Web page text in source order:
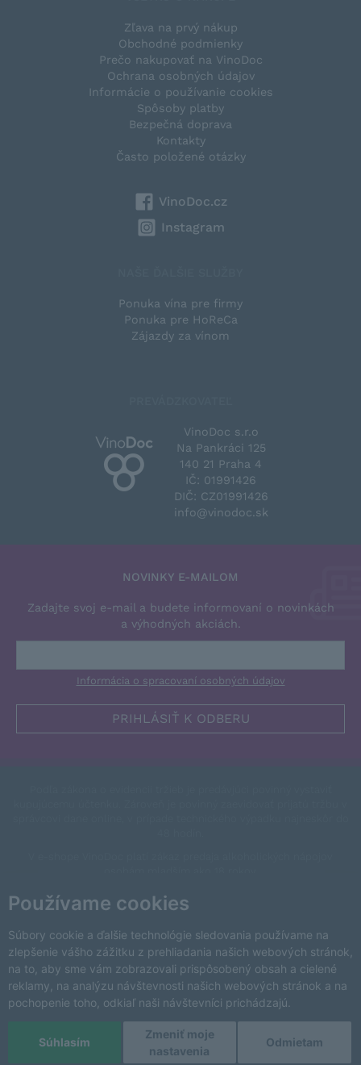
Používame cookies
Súbory cookie a ďalšie technológie sledovania používame na
zlepšenie vášho zážitku z prehliadania našich webových stránok,
na to, aby sme vám zobrazovali prispôsobený obsah a cielené
reklamy, na analýzu návštevnosti našich webových stránok a na
pochopenie toho, odkiaľ naši návštevníci prichádzajú.
Súhlasím Odmietam
Zmeniť moje
nastavenia
Zľava na prvý nákup
Obchodné podmienky
Prečo nakupovať na VinoDoc
Ochrana osobných údajov
Informácie o používanie cookies
Spôsoby platby
Bezpečná doprava
Kontakty
Často položené otázky
VinoDoc.cz
Instagram
Ponuka vína pre firmy
Ponuka pre HoReCa
Zájazdy za vínom
VinoDoc s.r.o
Na Pankráci 125
140 21 Praha 4
IČ: 01991426
DIČ: CZ01991426
info@vinodoc.sk
NOVINKY E-MAILOM
Zadajte svoj e-mail a budete informovaní o novinkách
a výhodných akciách.
Informácia o spracovaní osobných údajov
This site is protected by reCAPTCHA and the Google
andTerms of Service
Zmeniť nastavenia cookies
Copyright © 2026 VinoDoc s.r.o. Všetky práva vyhradené.